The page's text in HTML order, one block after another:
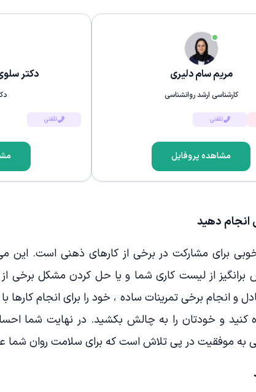
مریم سام دلیری
کارشناسی ارشد روانشناسی
تلفنی
مشاهده پروفایل
دکتر
تلفنی
انجام دهید
برای مشارکت در برخی از کارهای ذهنی است. این
از لیست کاری شما و یا حل کردن مشکل برخی از
و انجام برخی تمرینات ساده ، خود را برای انجام کارها
کنید و خودتان را به چالش بکشید. در نهایت شما
موفقیت در پی تلاش است که برای سلامت روان شما